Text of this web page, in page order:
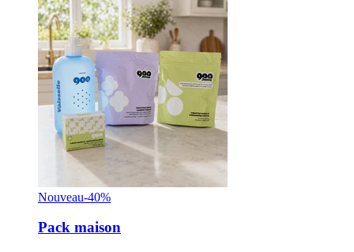
Nouveau-40%
Pack maison